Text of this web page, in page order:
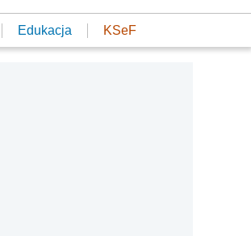
Edukacja KSeF